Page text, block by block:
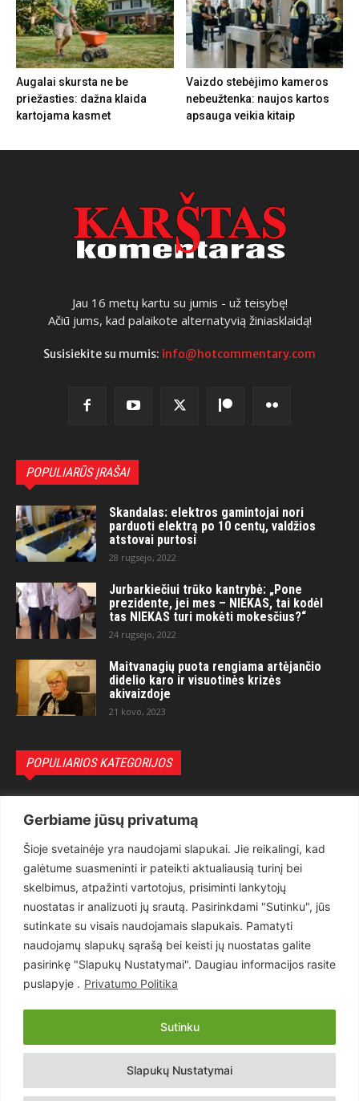
Gerbiame jūsų privatumą
Šioje svetainėje yra naudojami slapukai. Jie reikalingi, kad
galėtume suasmeninti ir pateikti aktualiausią turinį bei
skelbimus, atpažinti vartotojus, prisiminti lankytojų
nuostatas ir analizuoti jų srautą. Pasirinkdami "Sutinku", jūs
sutinkate su visais naudojamais slapukais. Pamatyti
naudojamų slapukų sąrašą bei keisti jų nuostatas galite
pasirinkę "Slapukų Nustatymai". Daugiau informacijos rasite
puslapyje . Privatumo Politika
Slapukų Nustatymai
Sutinku
Augalai skursta ne be
priežasties: dažna klaida
kartojama kasmet
Vaizdo stebėjimo kameros
nebeužtenka: naujos kartos
apsauga veikia kitaip
Jau 16 metų kartu su jumis - už teisybę!
Ačiū jums, kad palaikote alternatyvią žiniasklaidą!
Susisiekite su mumis: info@hotcommentary.com
POPULIARŪS ĮRAŠAI
Skandalas: elektros gamintojai nori
parduoti elektrą po 10 centų, valdžios
atstovai purtosi
28 rugsėjo, 2022
Jurbarkiečiui trūko kantrybė: „Pone
prezidente, jei mes – NIEKAS, tai kodėl
tas NIEKAS turi mokėti mokesčius?“
24 rugsėjo, 2022
Maitvanagių puota rengiama artėjančio
didelio karo ir visuotinės krizės
akivaizdoje
21 kovo, 2023
POPULIARIOS KATEGORIJOS
Teisėsauga
1497
Aktualu
Lietuva
619
Pasaulis
Статьи на русском
Articles in english
Copyright © 2026 UAB „Goruva“. Visos teisės saugomos.
Kontaktai Prenumerata Privatumo Politika Naudojimosi Taisyklės